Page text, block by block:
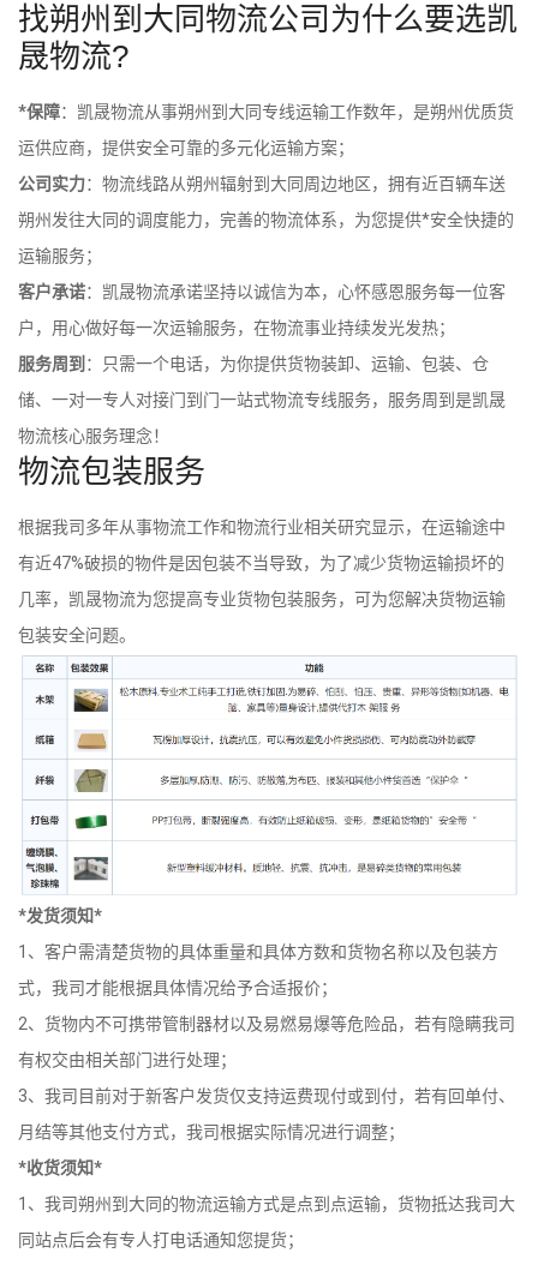
找朔州到大同物流公司为什么要选凯
晟物流?
*保障：凯晟物流从事朔州到大同专线运输工作数年，是朔州优质货
运供应商，提供安全可靠的多元化运输方案；
公司实力：物流线路从朔州辐射到大同周边地区，拥有近百辆车送
朔州发往大同的调度能力，完善的物流体系，为您提供*安全快捷的
运输服务；
客户承诺：凯晟物流承诺坚持以诚信为本，心怀感恩服务每一位客
户，用心做好每一次运输服务，在物流事业持续发光发热；
服务周到 ：只需一个电话，为你提供货物装卸、运输、包装、仓
储、一对一专人对接门到门一站式物流专线服务，服务周到是凯晟
物流核心服务理念！
物流包装服务
根据我司多年从事物流工作和物流行业相关研究显示，在运输途中
有近47%破损的物件是因包装不当导致，为了减少货物运输损坏的
几率，凯晟物流为您提高专业货物包装服务，可为您解决货物运输
包装安全问题。
*发货须知*
1、客户需清楚货物的具体重量和具体方数和货物名称以及包装方
式，我司才能根据具体情况给予合适报价；
2、货物内不可携带管制器材以及易燃易爆等危险品，若有隐瞒我司
有权交由相关部门进行处理；
3、我司目前对于新客户发货仅支持运费现付或到付，若有回单付、
月结等其他支付方式，我司根据实际情况进行调整；
*收货须知*
1、我司朔州到大同的物流运输方式是点到点运输，货物抵达我司大
同站点后会有专人打电话通知您提货；